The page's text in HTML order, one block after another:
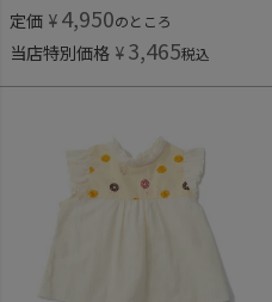
定価 ¥ 4,950のところ
当店特別価格 ¥ 3,465税込